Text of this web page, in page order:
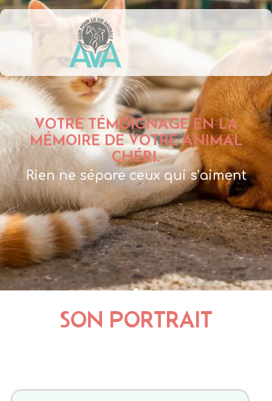
VOTRE TÉMOIGNAGE EN LA
MÉMOIRE DE VOTRE ANIMAL
CHÉRI.
Rien ne sépare ceux qui s’aiment
SON PORTRAIT